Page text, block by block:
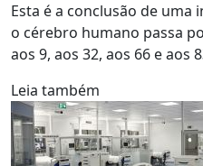
Esta é a conclusão de
o cérebro humano passa
aos 9, aos 32, aos 66 e aos
Leia também